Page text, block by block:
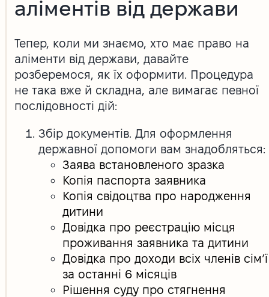
аліментів від держави
Тепер, коли ми знаємо, хто має право на
аліменти від держави, давайте
розберемося, як їх оформити. Процедура
не така вже й складна, але вимагає певної
послідовності дій:
Збір документів. Для оформлення
державної допомоги вам знадобляться:
Заява встановленого зразка
Копія паспорта заявника
Копія свідоцтва про народження
дитини
Довідка про реєстрацію місця
проживання заявника та дитини
Довідка про доходи всіх членів сім’ї
за останні 6 місяців
Рішення суду про стягнення